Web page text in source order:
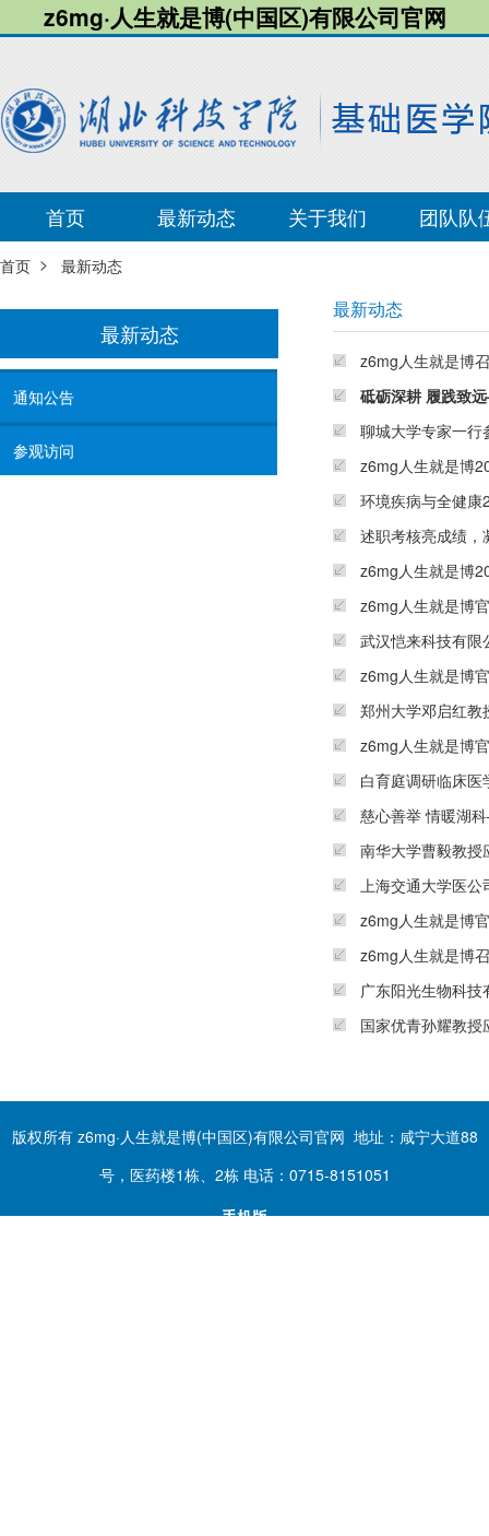
z6mg·人生就是博(中国区)有限公司官网
首页 最新动态 关于我们 团队队
首页 > 最新动态
最新动态
通知公告
参观访问
最新动态
z6mg人生就是博
砥砺深耕 履践致
聊城大学专家一行
z6mg人生就是博
环境疾病与全健
述职考核亮成绩
z6mg人生就是博
z6mg人生就是博
武汉恺来科技有
z6mg人生就是博
郑州大学邓启红
z6mg人生就是博
白育庭调研临床
慈心善举 情暖湖
南华大学曹毅教
上海交通大学医公
z6mg人生就是博
z6mg人生就是博
广东阳光生物科
国家优青孙耀教
版权所有 z6mg·人生就是博(中国区)有限公司官网 地址：咸宁大道88
号，医药楼1栋、2栋 电话：0715-8151051
手机版